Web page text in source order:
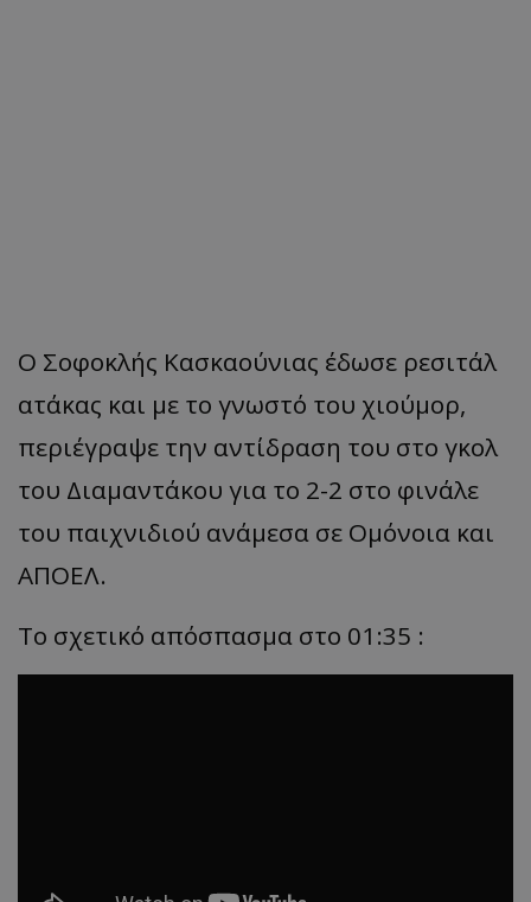
Ο Σοφοκλής Κασκαούνιας έδωσε ρεσιτάλ
ατάκας και με το γνωστό του χιούμορ,
περιέγραψε την αντίδραση του στο γκολ
του Διαμαντάκου για το 2-2 στο φινάλε
του παιχνιδιού ανάμεσα σε Ομόνοια και
ΑΠΟΕΛ.
Tο σχετικό απόσπασμα στο 01:35 :